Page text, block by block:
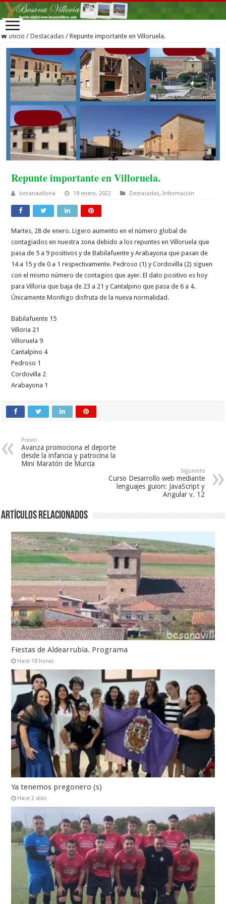
Inicio / Destacadas / Repunte importante en Villoruela.
Repunte importante en Villoruela.
besanavilloria 18 enero, 2022 Destacadas,Información
Martes, 28 de enero. Ligero aumento en el número global de
contagiados en nuestra zona debido a los repuntes en Villoruela que
pasa de 5 a 9 positivos y de Babilafuente y Arabayona que pasan de
14 a 15 y de 0 a 1 respectivamente. Pedroso (1) y Cordovilla (2) siguen
con el mismo número de contagios que ayer. El dato positivo es hoy
para Villoria que baja de 23 a 21 y Cantalpino que pasa de 6 a 4.
Únicamente Moriñigo disfruta de la nueva normalidad.
Babilafuente 15
Villoria 21
Villoruela 9
Cantalpino 4
Pedroso 1
Cordovilla 2
Arabayona 1
Previo
Avanza promociona el deporte
desde la infancia y patrocina la
Mini Maratón de Murcia
Siguiente
Curso Desarrollo web mediante
lenguajes guion: JavaScript y
Angular v. 12
Artículos relacionados
Fiestas de Aldearrubia. Programa
Hace 18 horas
Ya tenemos pregonero (s)
Hace 2 días